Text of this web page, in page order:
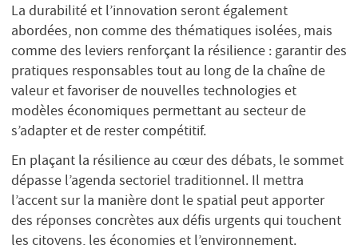
La durabilité et l’innovation seront également
abordées, non comme des thématiques isolées, mais
comme des leviers renforçant la résilience : garantir des
pratiques responsables tout au long de la chaîne de
valeur et favoriser de nouvelles technologies et
modèles économiques permettant au secteur de
s’adapter et de rester compétitif.
En plaçant la résilience au cœur des débats, le sommet
dépasse l’agenda sectoriel traditionnel. Il mettra
l’accent sur la manière dont le spatial peut apporter
des réponses concrètes aux défis urgents qui touchent
les citoyens, les économies et l’environnement.